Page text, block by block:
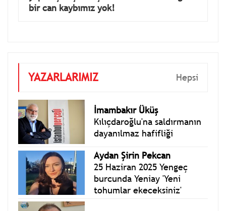
bir can kaybımız yok!
YAZARLARIMIZ Hepsi
İmambakır Üküş
Kılıçdaroğlu'na saldırmanın
dayanılmaz hafifliği
Aydan Şirin Pekcan
25 Haziran 2025 Yengeç
burcunda Yeniay 'Yeni
tohumlar ekeceksiniz'